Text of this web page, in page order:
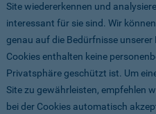
Site wiedererkennen und
interessant für sie sind. Wir
genau auf die Bedürfnisse
Cookies enthalten keine
Privatsphäre geschützt ist. Um
Site zu gewährleisten, empfehlen
bei der Cookies automatisch